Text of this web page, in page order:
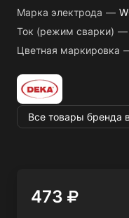
Высокая степень
стабильность в работе;
Отличная стойкость к
Долгий срок службы,
электродов;
Удобная упаковка в
удобным и
автомобильную
Марка электрода —
Ток (режим сварки) —
Цветная маркировка
Все товары бренда
473